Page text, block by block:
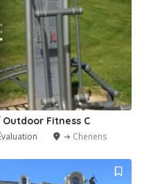
Fitness C
➔ Chenens